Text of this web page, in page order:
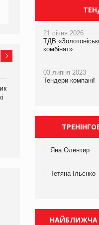
виробництва
Брагина Людмила
Просування компанії на
21 січня 2026
ТДВ
комбінат»
03 липня 2023
Тендери компанії
Яна Олентир
Тетяна Ільєнко
НАЙБЛИЖЧА